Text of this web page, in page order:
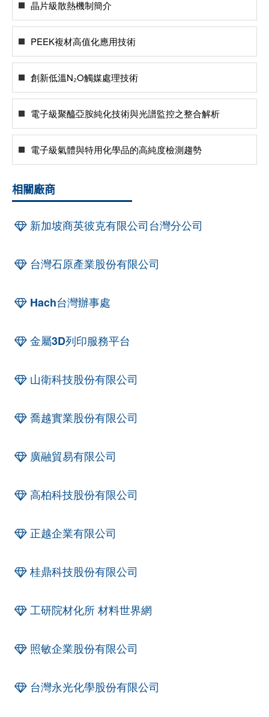
晶片級散熱機制簡介
PEEK複材高值化應用技術
創新低溫N₂O觸媒處理技術
電子級聚醯亞胺純化技術與光譜監控之整合解析
電子級氣體與特用化學品的高純度檢測趨勢
相關廠商
新加坡商英彼克有限公司台灣分公司
台灣石原產業股份有限公司
Hach台灣辦事處
金屬3D列印服務平台
山衛科技股份有限公司
喬越實業股份有限公司
廣融貿易有限公司
高柏科技股份有限公司
正越企業有限公司
桂鼎科技股份有限公司
工研院材化所 材料世界網
照敏企業股份有限公司
台灣永光化學股份有限公司